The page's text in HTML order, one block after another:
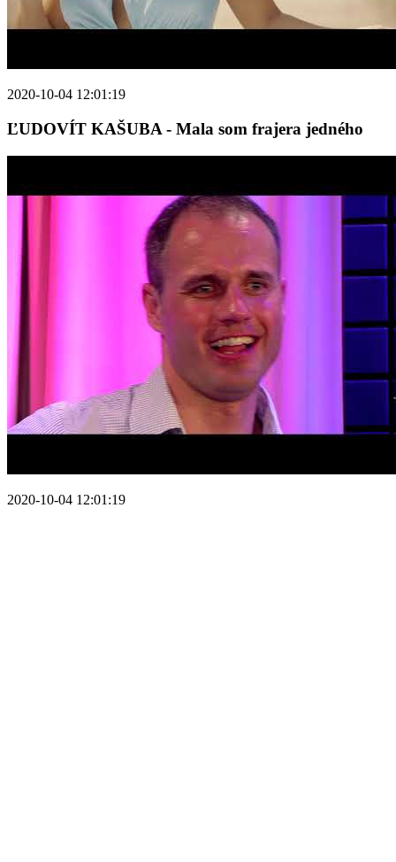
2020-10-04 12:01:19
ĽUDOVÍT KAŠUBA - Mala som frajera jedného
2020-10-04 12:01:19